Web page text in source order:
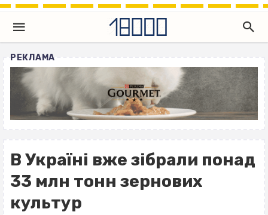
РЕКЛАМА
В Україні вже зібрали понад
33 млн тонн зернових
культур